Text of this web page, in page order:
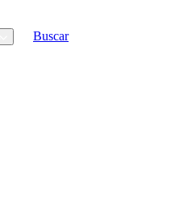
Buscar